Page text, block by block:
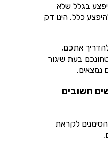
בגלל שלא
כלל, הינו דק
אתכם,
בעת שיגור
נמצאים.
חשובים
לקראת